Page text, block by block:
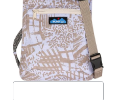
出貨，本公司將有權取消訂
單，造成不便尚請見諒。如
遇庫存不足無法下單，亦歡
迎洽詢客服。